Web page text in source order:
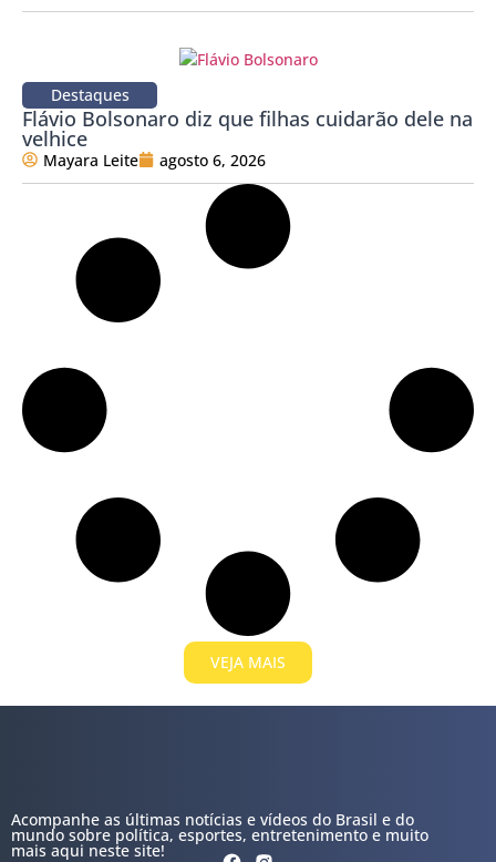
Destaques
Flávio Bolsonaro diz que filhas cuidarão dele na
velhice
Mayara Leite agosto 6, 2026
VEJA MAIS
Acompanhe as últimas notícias e vídeos do Brasil e do
mundo sobre política, esportes, entretenimento e muito
mais aqui neste site!